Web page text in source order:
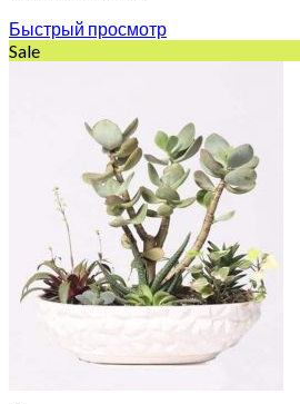
Быстрый просмотр
Sale